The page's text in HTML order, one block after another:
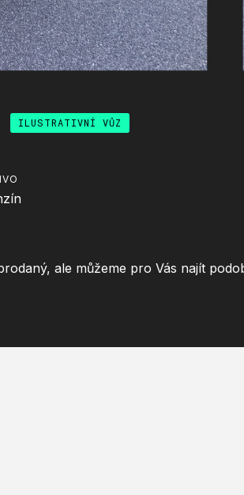
ILUSTRATIVNÍ VŮZ
ale můžeme pro Vás najít